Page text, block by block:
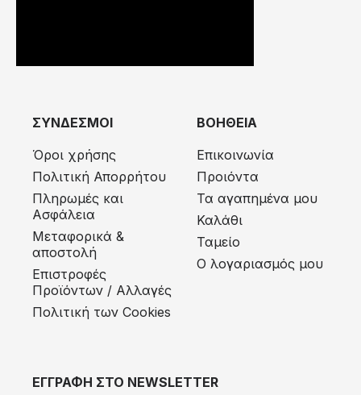
ΣΥΝΔΕΣΜΟΙ
Όροι χρήσης
Πολιτική Απορρήτου
Πληρωμές και
Ασφάλεια
Μεταφορικά &
αποστολή
Eπιστροφές
Προϊόντων / Αλλαγές
Πολιτική των Cookies
ΒΟΗΘΕΙΑ
Επικοινωνία
Προιόντα
Τα αγαπημένα μου
Καλάθι
Ταμείο
Ο λογαριασμός μου
ΕΓΓΡΑΦΗ ΣΤΟ NEWSLETTER